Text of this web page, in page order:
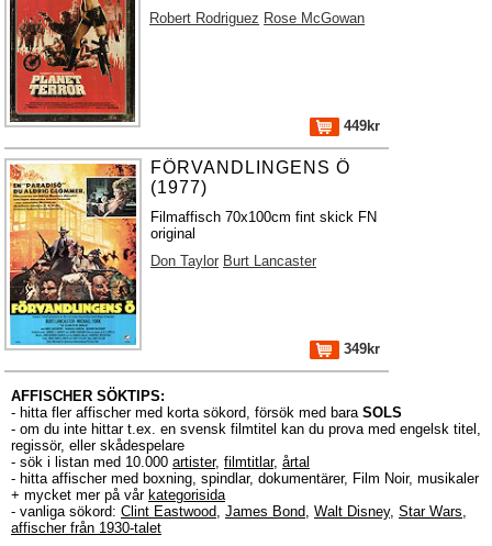
Robert Rodriguez Rose McGowan
449kr
FÖRVANDLINGENS Ö
(1977)
Filmaffisch 70x100cm fint skick FN
original
Don Taylor Burt Lancaster
349kr
AFFISCHER SÖKTIPS:
- hitta fler affischer med korta sökord, försök med bara SOLS
- om du inte hittar t.ex. en svensk filmtitel kan du prova med engelsk titel,
regissör, eller skådespelare
- sök i listan med 10.000 artister, filmtitlar, årtal
- hitta affischer med boxning, spindlar, dokumentärer, Film Noir, musikaler
+ mycket mer på vår kategorisida
- vanliga sökord: Clint Eastwood, James Bond, Walt Disney, Star Wars,
affischer från 1930-talet